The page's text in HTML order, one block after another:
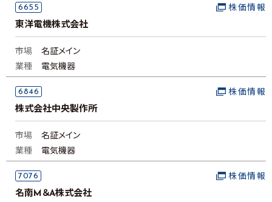
6655
東洋電機株式会社
株価情報
市場
名証メイン
業種
電気機器
6846
株式会社中央製作所
株価情報
市場
名証メイン
業種
電気機器
7076
名南M＆A株式会社
株価情報